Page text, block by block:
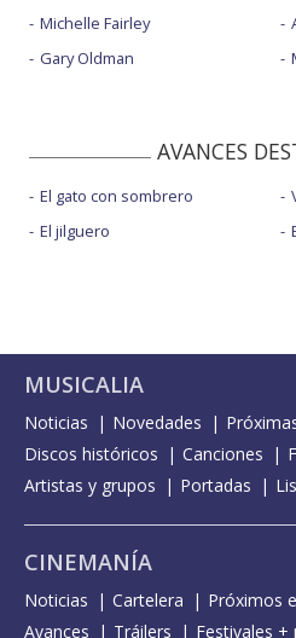
Michelle Fairley
Gary Oldman
AVANCES
El gato con sombrero
El jilguero
MUSICALIA
Noticias Novedades
Discos históricos
Canciones
Artistas y grupos
Portadas
CINEMANÍA
Noticias Cartelera Próximos
Avances
Tráilers Festivales +